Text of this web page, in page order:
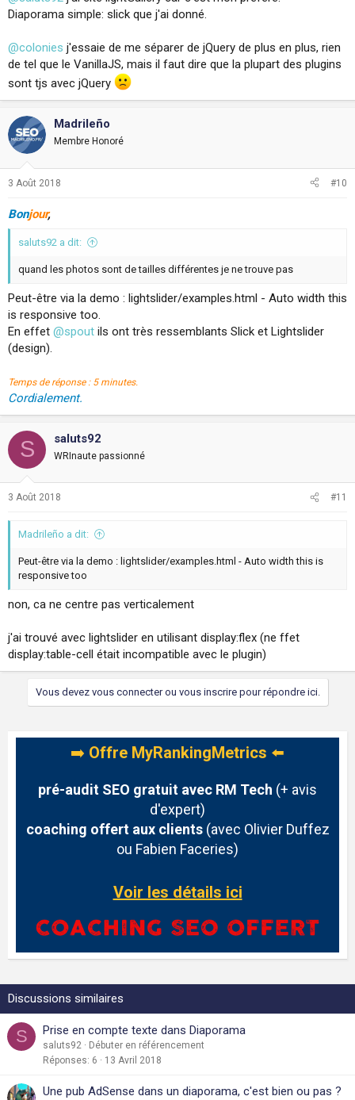
Diaporama simple: slick que j'ai donné.
@colonies j'essaie de me séparer de jQuery de plus en plus, rien
de tel que le VanillaJS, mais il faut dire que la plupart des plugins
sont tjs avec jQuery
Madrileño
Membre Honoré
3 Août 2018 #10
Bonjour,
saluts92 a dit:
quand les photos sont de tailles différentes je ne trouve pas
Peut-être via la demo : lightslider/examples.html - Auto width this
is responsive too.
En effet @spout ils ont très ressemblants Slick et Lightslider
(design).
Temps de réponse : 5 minutes.
Cordialement.
S saluts92
WRInaute passionné
3 Août 2018 #11
Madrileño a dit:
Peut-être via la demo : lightslider/examples.html - Auto width this is
responsive too
non, ca ne centre pas verticalement
j'ai trouvé avec lightslider en utilisant display:flex (ne ffet
display:table-cell était incompatible avec le plugin)
Vous devez vous connecter ou vous inscrire pour répondre ici.
➡️ Offre MyRankingMetrics ⬅️
pré-audit SEO gratuit avec RM Tech (+ avis
d'expert)
coaching offert aux clients(avec Olivier Duffez
ou Fabien Faceries)
Voir les détails ici
Discussions similaires
S Prise en compte texte dans Diaporama
saluts92
Débuter en référencement
Réponses 6 13 Avril 2018
Une pub AdSense dans un diaporama, c'est bien ou pas ?